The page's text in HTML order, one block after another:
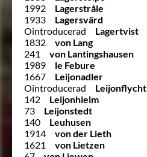
1992
Lagerstråle
1933
Lagersvärd
Ointroducerad
Lagertvist
1832
von Lang
241
von Lantingshausen
1989
le Febure
1667
Leijonadler
Ointroducerad
Leijonflycht
142
Leijonhielm
73
Leijonstedt
140
Leuhusen
1914
von der Lieth
1621
von Lietzen